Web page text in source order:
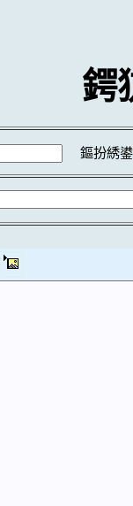
鍔
鏂扮綉